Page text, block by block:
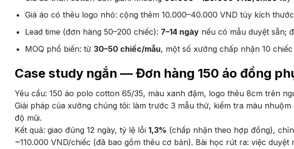
Giá áo có thêu logo nhỏ: cộng thêm 10.000–40.000 VND tùy kích
Lead time (đơn hàng 50–200 chiếc): 7–14 ngàynếu có mẫu duyệt sẵn;
MOQ phổ biến: từ 30–50 chiếc/mẫu, một số xưởng chấp nhận 10
Case study ngắn — Đơn hàng 150 áo đồng
Yêu cầu: 150 áo polo cotton 65/35, màu xanh đậm, logo thêu 8cm trên
Giải pháp của xưởng chúng tôi: làm trước 3 mẫu thử, kiểm tra màu
độ mũi.
Kết quả: giao đúng 12 ngày, tỷ lệ lỗi 1,3% (chấp nhận theo hợp đồng),
~110.000 VND/chiếc (đã bao gồm thêu cơ bản). Bài học rút ra: việc